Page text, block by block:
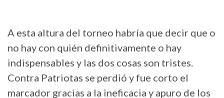
A esta altura del torneo habría que decir que o
no hay con quién definitivamente o hay
indispensables y las dos cosas son tristes.
Contra Patriotas se perdió y fue corto el
marcador gracias a la ineficacia y apuro de los